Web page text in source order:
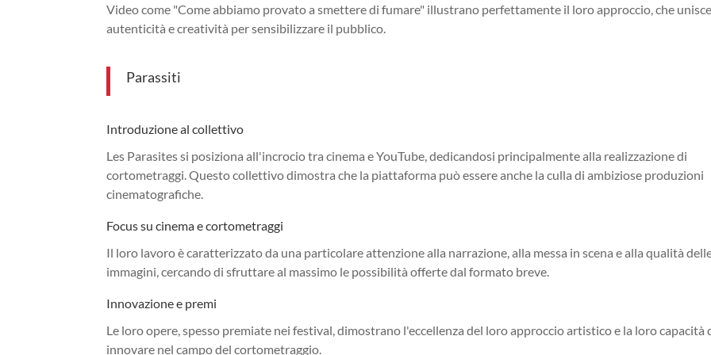
Video come "Come abbiamo provato a smettere di fumare" illustrano perfettamente il loro approccio, che unisce
autenticità e creatività per sensibilizzare il pubblico.
Parassiti
Introduzione al collettivo
Les Parasites si posiziona all'incrocio tra cinema e YouTube, dedicandosi principalmente alla realizzazione di
cortometraggi. Questo collettivo dimostra che la piattaforma può essere anche la culla di ambiziose produzioni
cinematografiche.
Focus su cinema e cortometraggi
Il loro lavoro è caratterizzato da una particolare attenzione alla narrazione, alla messa in scena e alla qualità
immagini, cercando di sfruttare al massimo le possibilità offerte dal formato breve.
Innovazione e premi
Le loro opere, spesso premiate nei festival, dimostrano l'eccellenza del loro approccio artistico e la loro capacità
innovare nel campo del cortometraggio.